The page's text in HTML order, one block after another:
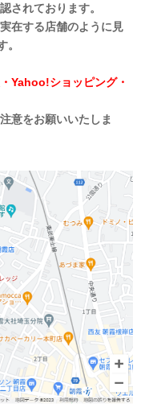
されております。
在する店舗のように見
。
Yahoo!ショッピング・
意をお願いいたしま